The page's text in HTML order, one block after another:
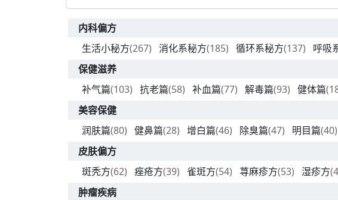
内科偏方
生活小秘方(267) 消化系秘方(185) 循环系秘方(137) 呼吸
保健滋养
补气篇(103) 抗老篇(58) 补血篇(77) 解毒篇(93) 健体篇
美容保健
润肤篇(80) 健鼻篇(28) 增白篇(46) 除臭篇(47) 明目篇(40)
皮肤偏方
斑秃方(62) 痤疮方(39) 雀斑方(54) 荨麻疹方(53) 湿疹方
肿瘤疾病